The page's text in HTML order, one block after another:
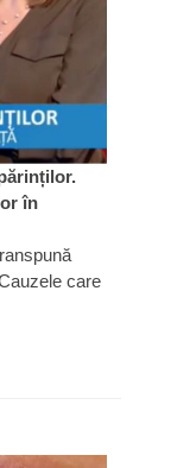
în
care